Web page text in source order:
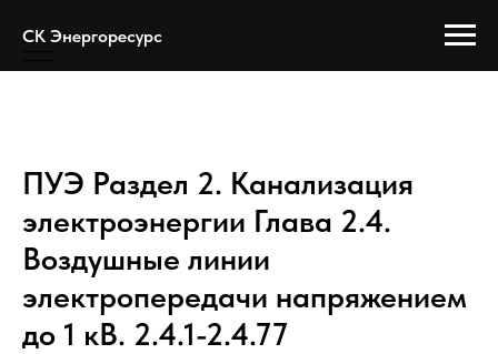
СК Энергоресурс
СК Энергоресурс
ПУЭ Раздел 2. Канализация
электроэнергии Глава 2.4.
Воздушные линии
электропередачи напряжением
до 1 кВ. 2.4.1-2.4.77